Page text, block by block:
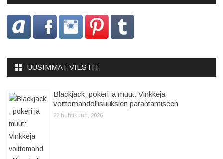
UUSIMMAT VIESTIT
Blackjack, pokeri ja muut: Vinkkejä
voittomahdollisuuksien parantamiseen
22 huhtikuun, 2026